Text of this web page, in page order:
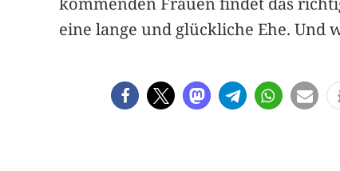
eine lange und glückliche Ehe. Und